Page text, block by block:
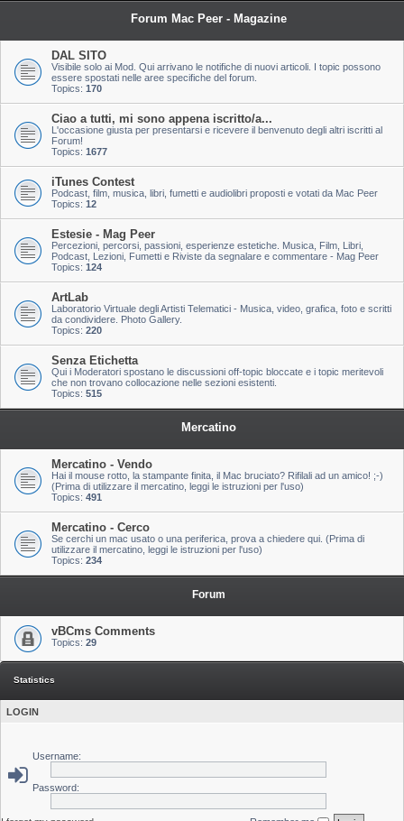
Forum Mac Peer - Magazine
DAL SITO
Visibile solo ai Mod. Qui arrivano le notifiche di nuovi articoli. I topic possono
essere spostati nelle aree specifiche del forum.
Topics: 170
Ciao a tutti, mi sono appena iscritto/a...
L'occasione giusta per presentarsi e ricevere il benvenuto degli altri iscritti al
Forum!
Topics: 1677
iTunes Contest
Podcast, film, musica, libri, fumetti e audiolibri proposti e votati da Mac Peer
Topics: 12
Estesie - Mag Peer
Percezioni, percorsi, passioni, esperienze estetiche. Musica, Film, Libri,
Podcast, Lezioni, Fumetti e Riviste da segnalare e commentare - Mag Peer
Topics: 124
ArtLab
Laboratorio Virtuale degli Artisti Telematici - Musica, video, grafica, foto e scritti
da condividere. Photo Gallery.
Topics: 220
Senza Etichetta
Qui i Moderatori spostano le discussioni off-topic bloccate e i topic meritevoli
che non trovano collocazione nelle sezioni esistenti.
Topics: 515
Mercatino
Mercatino - Vendo
Hai il mouse rotto, la stampante finita, il Mac bruciato? Rifilali ad un amico! ;-)
(Prima di utilizzare il mercatino, leggi le istruzioni per l'uso)
Topics: 491
Mercatino - Cerco
Se cerchi un mac usato o una periferica, prova a chiedere qui. (Prima di
utilizzare il mercatino, leggi le istruzioni per l'uso)
Topics: 234
Forum
vBCms Comments
Topics: 29
Statistics
LOGIN
Username:
Password: